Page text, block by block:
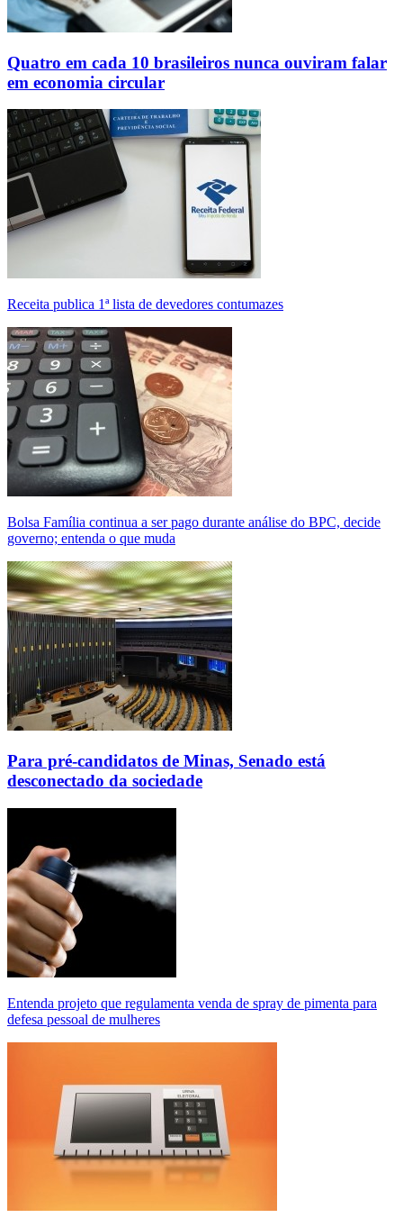
Quatro em cada 10 brasileiros nunca ouviram falar
em economia circular
Receita publica 1ª lista de devedores contumazes
Bolsa Família continua a ser pago durante análise do BPC, decide
governo; entenda o que muda
Para pré-candidatos de Minas, Senado está
desconectado da sociedade
Entenda projeto que regulamenta venda de spray de pimenta para
defesa pessoal de mulheres